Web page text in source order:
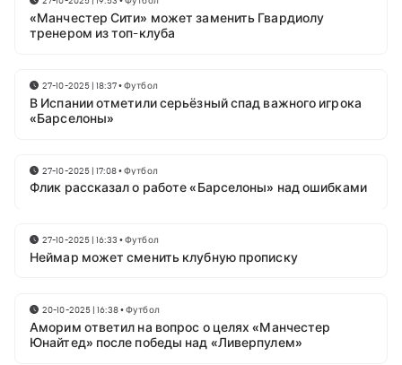
«Манчестер Сити» может заменить Гвардиолу
тренером из топ-клуба
27-10-2025 | 18:37•Футбол
В Испании отметили серьёзный спад важного игрока
«Барселоны»
27-10-2025 | 17:08•Футбол
Флик рассказал о работе «Барселоны» над ошибками
27-10-2025 | 16:33 •Футбол
Неймар может сменить клубную прописку
20-10-2025 | 16:38•Футбол
Аморим ответил на вопрос о целях «Манчестер
Юнайтед» после победы над «Ливерпулем»